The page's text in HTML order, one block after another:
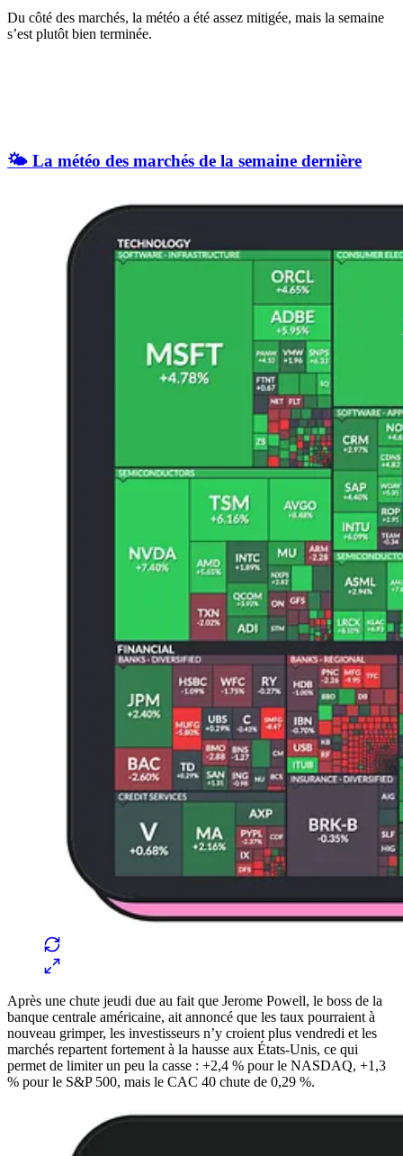
Du côté des marchés, la météo a été assez mitigée, mais la semaine
s’est plutôt bien terminée.
🌤️ La météo des marchés de la semaine dernière
Après une chute jeudi due au fait que Jerome Powell, le boss de la
banque centrale américaine, ait annoncé que les taux pourraient à
nouveau grimper, les investisseurs n’y croient plus vendredi et les
marchés repartent fortement à la hausse aux États-Unis, ce qui
permet de limiter un peu la casse : +2,4 % pour le NASDAQ, +1,3
% pour le S&P 500, mais le CAC 40 chute de 0,29 %.